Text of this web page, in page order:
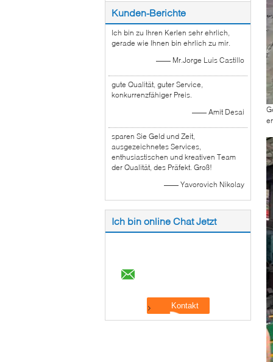
Kunden-Berichte
Ich bin zu Ihren Kerlen sehr ehrlich,
gerade wie Ihnen bin ehrlich zu mir.
—— Mr.Jorge Luis Castillo
gute Qualität, guter Service,
konkurrenzfähiger Preis.
—— Amit Desai
sparen Sie Geld und Zeit,
ausgezeichnetes Services,
enthusiastischen und kreativen Team
der Qualität, des Präfekt. Groß!
—— Yavorovich Nikolay
Ich bin online Chat Jetzt